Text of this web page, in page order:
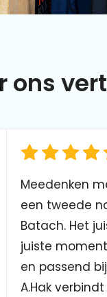
ons
Meedenken
een tweede
Batach. Het
juiste
en passend
A.Hak